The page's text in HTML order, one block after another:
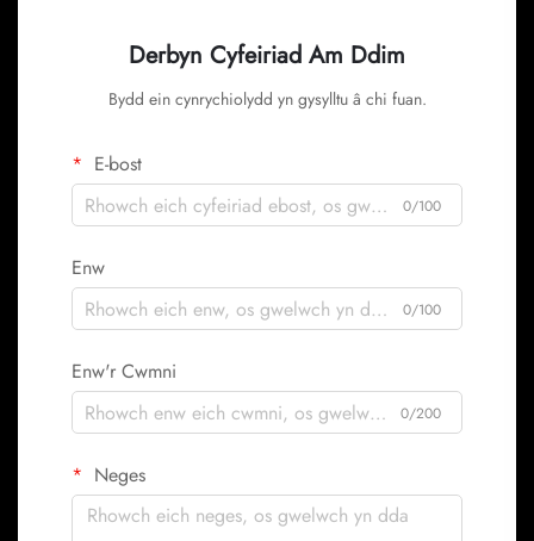
Derbyn Cyfeiriad Am Ddim
Bydd ein cynrychiolydd yn gysylltu â chi fuan.
E-bost
0/100
Enw
0/100
Enw'r Cwmni
0/200
Neges